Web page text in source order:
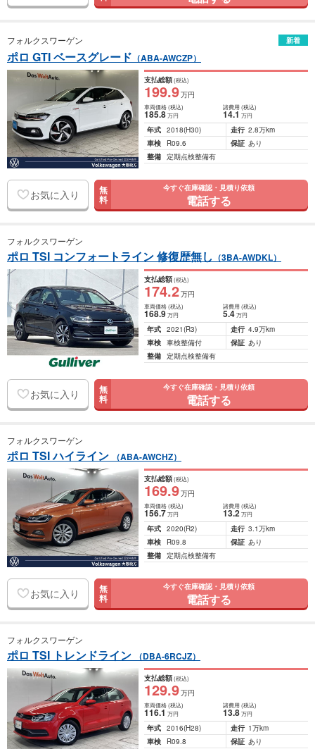
フォルクスワーゲン 新着
ポロ GTI ベースグレード （ABA-AWCZP）
支払総額(税込)
199.9万円
車両価格(税込)
185.8万円
諸費用 (税込)
14.1 万円
年式 2018(H30) 走行 2.8万km
車検
R09.6 保証 あり
整備 定期点検整備有
お気に入り 無
料
今すぐ在庫確認・見積り依頼
電話する
フォルクスワーゲン
ポロ TSI コンフォートライン 修復歴無し （3BA-AWDKL）
支払総額(税込)
174.2万円
車両価格(税込)
168.9万円
諸費用 (税込)
5.4 万円
年式 2021(R3) 走行 4.9万km
車検 車検整備付 保証 あり
整備 定期点検整備有
お気に入り 無
料
今すぐ在庫確認・見積り依頼
電話する
フォルクスワーゲン
ポロ TSI ハイライン （ABA-AWCHZ）
支払総額(税込)
169.9万円
車両価格(税込)
156.7万円
諸費用 (税込)
13.2 万円
年式 2020(R2) 走行 3.1万km
車検
R09.8 保証 あり
整備 定期点検整備有
お気に入り 無
料
今すぐ在庫確認・見積り依頼
電話する
フォルクスワーゲン
ポロ TSI トレンドライン （DBA-6RCJZ）
支払総額(税込)
129.9万円
車両価格(税込)
116.1万円
諸費用 (税込)
13.8 万円
年式 2016(H28) 走行 1万km
車検
R09.8 保証 あり